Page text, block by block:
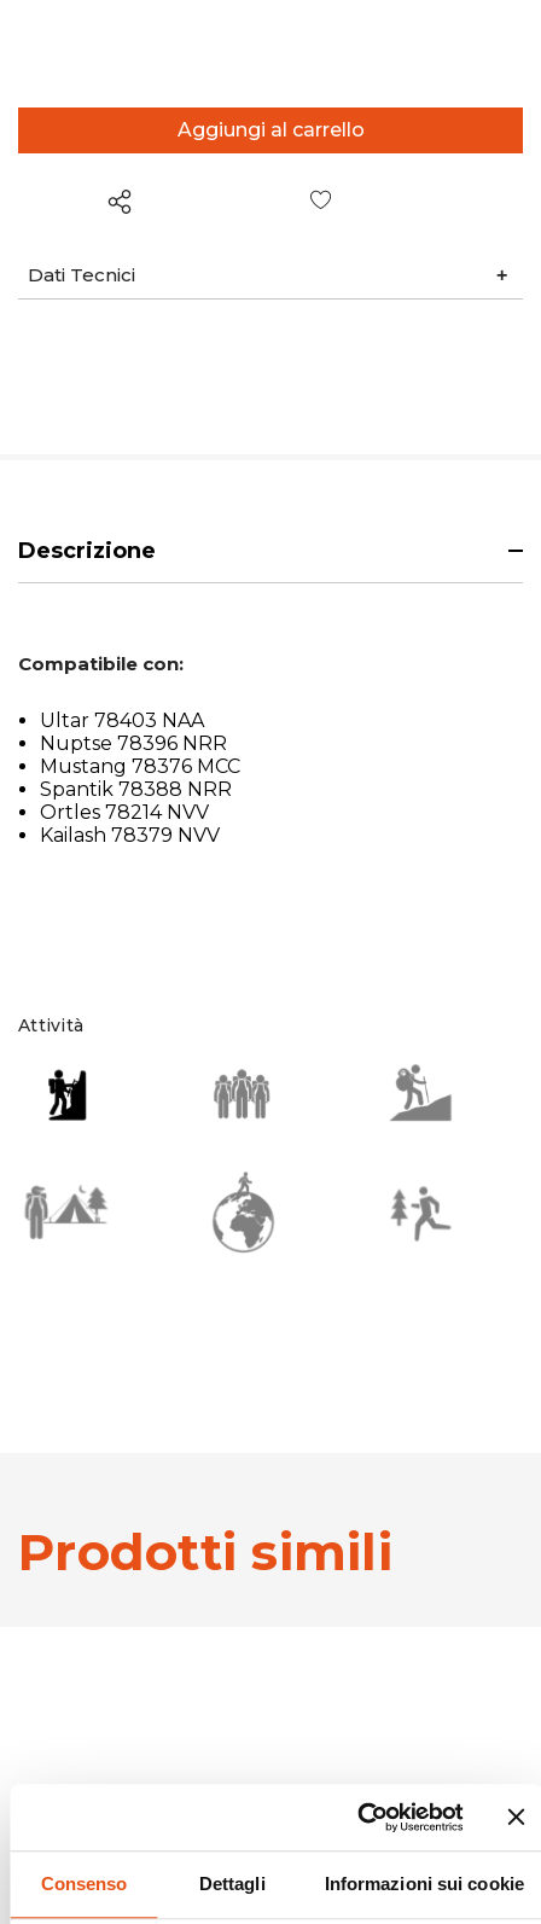
Consenso Dettagli Informazioni sui cookie
Dati Tecnici
Descrizione
Compatibile con:
Ultar 78403 NAA
Nuptse 78396 NRR
Mustang 78376 MCC
Spantik 78388 NRR
Ortles 78214 NVV
Kailash 78379 NVV
Attività
Prodotti simili